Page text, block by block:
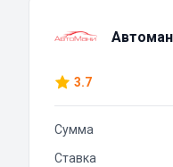
3.7
Сумма
Ставка